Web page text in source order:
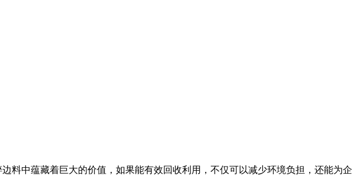
料中蕴藏着巨大的价值，如果能有效回收利用，不仅可以减少环境负担，还能为企